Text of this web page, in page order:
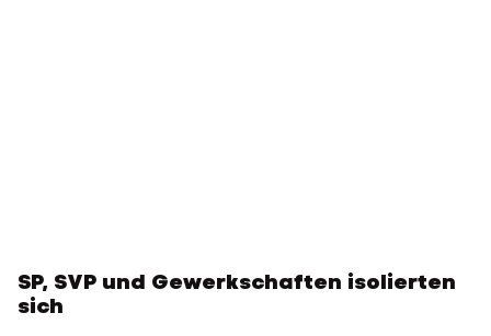
SP, SVP und Gewerkschaften isolierten
sich